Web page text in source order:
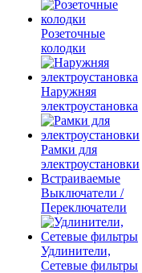
Розеточные
колодки
Наружняя
электроустановка
Рамки для
электроустановки
Встраиваемые
Выключатели /
Переключатели
Удлинители,
Сетевые фильтры